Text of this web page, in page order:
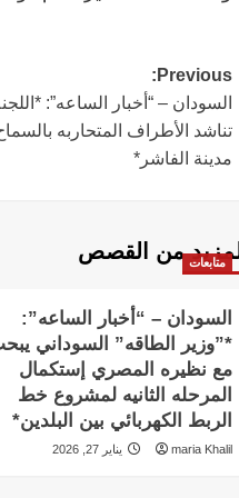
Post
navigation
Previous:
السودان – “أخبار الساعه”:
تناشد الأطراف المتحاربه
مدينة الفاشر*
من القصص متابعات
السودان – “أخبار الساعه”:
*”وزير الطاقه” السوداني
مع نظيره المصري إستكمال
المرحله الثانيه لمشروع خط
الربط الكهربائي بين البلدين*
maria Khalil يناير 27, 2026